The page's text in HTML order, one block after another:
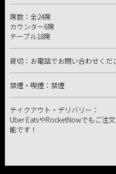
席数：全24席
カウンター6席
テーブル18席
貸切：お電話でお問い合わせくだ
禁煙・喫煙：禁煙
テイクアウト・デリバリー：
Uber EatsやRocketNowでもご注
能です！